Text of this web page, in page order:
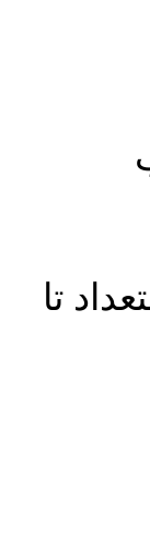
تا